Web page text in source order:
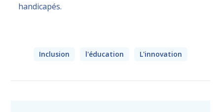
handicapés.
Inclusion l'éducation L'innovation